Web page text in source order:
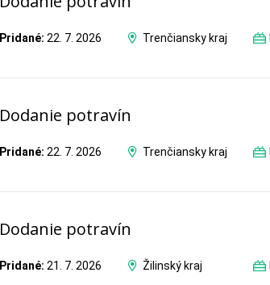
Pridané: 22. 7. 2026 Trenčiansky kraj
Dodanie potravín
Pridané: 22. 7. 2026 Trenčiansky kraj
Dodanie potravín
Pridané: 21. 7. 2026 Žilinský kraj